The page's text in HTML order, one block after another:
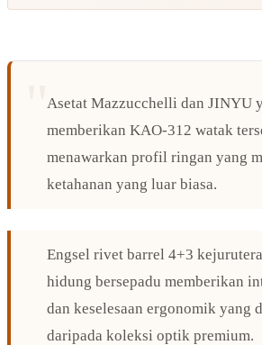
Asetat Mazzucchelli dan JINYU
memberikan KAO-312 watak
menawarkan profil ringan yang
ketahanan yang luar biasa.
Engsel rivet barrel 4+3
hidung bersepadu memberikan
dan keselesaan ergonomik yang
daripada koleksi optik premium.